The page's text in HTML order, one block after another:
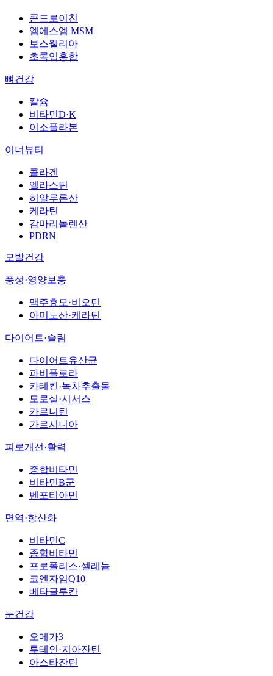
콘드로이친
엠에스엠 MSM
보스웰리아
초록입홍합
뼈건강
칼슘
비타민D·K
이소플라본
이너뷰티
콜라겐
엘라스틴
히알루론산
케라틴
감마리놀렌산
PDRN
모발건강
풍성·영양보충
맥주효모·비오틴
아미노산·케라틴
다이어트·슬림
다이어트유산균
파비플로라
카테킨·녹차추출물
모로실·시서스
카르니틴
가르시니아
피로개선·활력
종합비타민
비타민B군
벤포티아민
면역·항산화
비타민C
종합비타민
프로폴리스·셀레늄
코엔자임Q10
베타글루칸
눈건강
오메가3
루테인·지아잔틴
아스타잔틴